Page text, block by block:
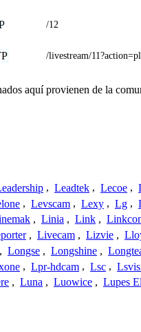
/12
/livestream/
aquí provienen de la
, Leadtek , Lecoe ,
, Levscam , Lexy , Lg ,
, Linia , Link ,
, Livecam , Lizvie ,
, Longse , Longshine ,
, Lpr-hdcam , Lsc ,
, Luna , Luowice , Lupes